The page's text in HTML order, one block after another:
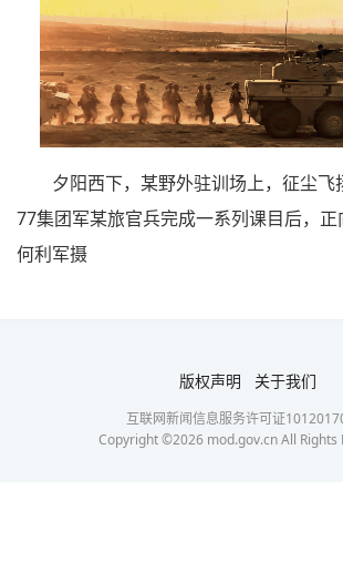
夕阳西下，某野外驻训场上，征尘飞
77集团军某旅官兵完成一系列课目后，正
何利军摄
版权声明 关于我们
互联网新闻信息服务许可证
Copyright ©2026mod.gov.cn All Rights